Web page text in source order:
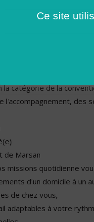
612 € et 1 755 €
la catégorie de la
l'accompagnement, des
de Marsan
missions quotidienne
d'un domicile à un
de chez vous,
adaptables à votre
Ce site